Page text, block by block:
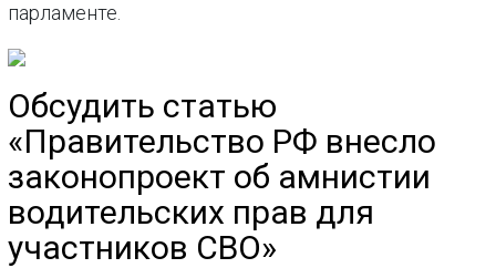
парламенте.
Обсудить статью
«Правительство РФ внесло
законопроект об амнистии
водительских прав для
участников СВО»